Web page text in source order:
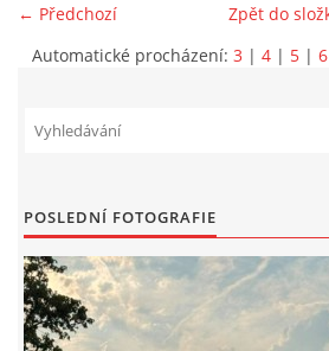
← Předchozí
Zpět do
Automatické procházení: 3 | 4 | 5 | 6
POSLEDNÍ FOTOGRAFIE